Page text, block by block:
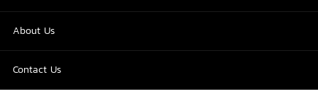
About Us
Contact Us